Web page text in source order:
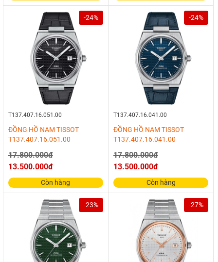
-24%
T137.407.16.051.00
ĐỒNG HỒ NAM TISSOT
T137.407.16.051.00
17.800.000đ
13.500.000đ
Còn hàng
-24%
T137.407.16.041.00
ĐỒNG HỒ NAM TISSOT
T137.407.16.041.00
17.800.000đ
13.500.000đ
Còn hàng
-23% -27%